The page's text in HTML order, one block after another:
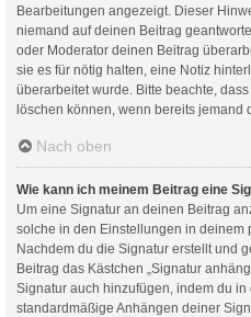
Bearbeitungen angezeigt. Dieser
niemand auf deinen Beitrag
oder Moderator deinen Beitrag
sie es für nötig halten, eine Notiz
überarbeitet wurde. Bitte beachte,
löschen können, wenn bereits jemand
Nach oben
Wie kann ich meinem Beitrag eine
Um eine Signatur an deinen Beitrag
solche in den Einstellungen in deinem
Nachdem du die Signatur erstellt und
Beitrag das Kästchen „Signatur
Signatur auch hinzufügen, indem du
standardmäßige Anhängen deiner